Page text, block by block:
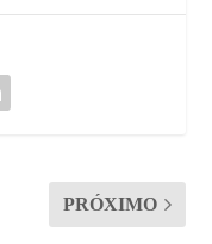
PRÓXIMO